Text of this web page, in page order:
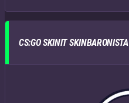
CS:GO SKINIT SKINBARONISTA